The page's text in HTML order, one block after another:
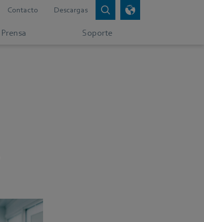
Contacto Descargas
Prensa Soporte